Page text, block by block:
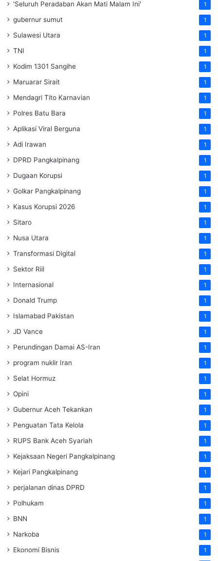
'Seluruh Peradaban Akan Mati Malam Ini' 1
gubernur sumut 1
Sulawesi Utara 1
TNI 1
Kodim 1301 Sangihe 1
Maruarar Sirait 1
Mendagri Tito Karnavian 1
Polres Batu Bara 1
Aplikasi Viral Berguna 1
Adi Irawan 1
DPRD Pangkalpinang 1
Dugaan Korupsi 1
Golkar Pangkalpinang 1
Kasus Korupsi 2026 1
Sitaro 1
Nusa Utara 1
Transformasi Digital 1
Sektor Riil 1
Internasional 1
Donald Trump 1
Islamabad Pakistan 1
JD Vance 1
Perundingan Damai AS-Iran 1
program nuklir Iran 1
Selat Hormuz 1
Opini 1
Gubernur Aceh Tekankan 1
Penguatan Tata Kelola 1
RUPS Bank Aceh Syariah 1
Kejaksaan Negeri Pangkalpinang 1
Kejari Pangkalpinang 1
perjalanan dinas DPRD 1
Polhukam 1
BNN 1
Narkoba 1
Ekonomi Bisnis 1